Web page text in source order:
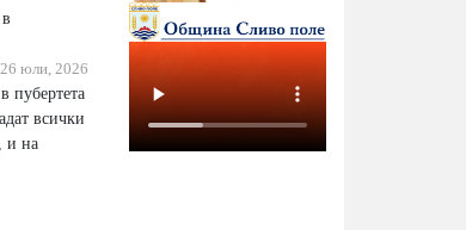
26 юли, 2026
пубертета
всички
и на